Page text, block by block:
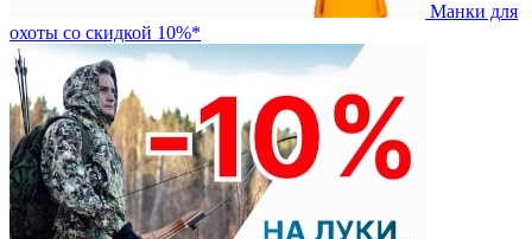
Манки для
охоты со скидкой 10%*